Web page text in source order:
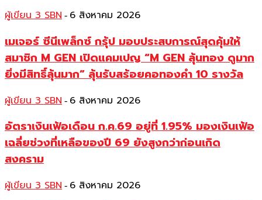
ผู้เขียน 3 SBN - 6 สิงหาคม 2026
เมเจอร์ ซีนีเพล็กซ์ กรุ้ป มอบประสบการณ์สุดคุ้มให้
สมาชิก M GEN เปิดแคมเปญ “M GEN ลุ้นทอง ดูมาก
ยิ่งมีสิทธิ์ลุ้นมาก” ลุ้นรับสร้อยคอทองคำ 10 รางวัล
ผู้เขียน 3 SBN - 6 สิงหาคม 2026
อัตราเงินเฟ้อเดือน ก.ค.69 อยู่ที่ 1.95% มองเงินเฟ้อ
เฉลี่ยช่วงที่เหลือของปี 69 ยังสูงกว่าก่อนเกิด
สงคราม
ผู้เขียน 3 SBN - 6 สิงหาคม 2026